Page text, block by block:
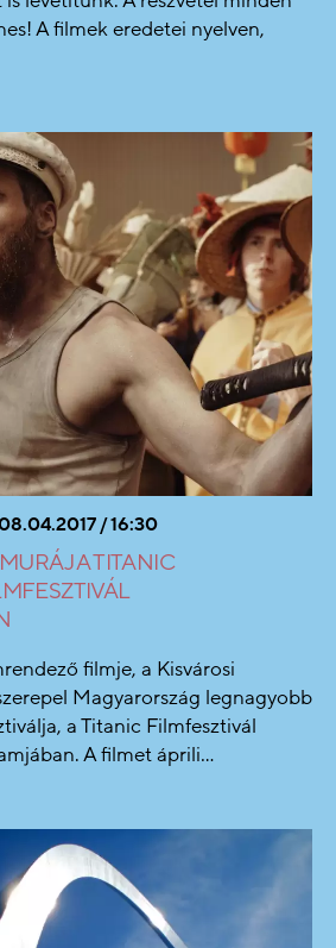
A filmek eredetei nyelven,
/ 16:30
A TITANIC
filmje, a Kisvárosi
Magyarország legnagyobb
a Titanic Filmfesztivál
A filmet áprili...